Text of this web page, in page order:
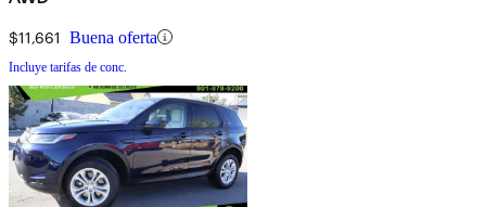
$11,661 Buena oferta
Incluye tarifas de conc.